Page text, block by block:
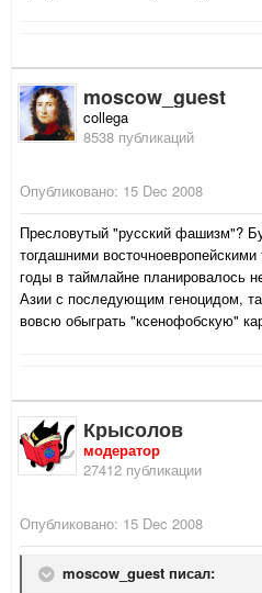
moscow_guest
collega
8538 публикаций
Опубликовано: 15 Dec 2008
Пресловутый "русский фашизм"?
тогдашними
годы в таймлайне планировалось
Азии с последующим геноцидом,
вовсю обыграть "ксенофобскую"
Крысолов
модератор
27412 публикации
Опубликовано: 15 Dec 2008
moscow_guest писал: